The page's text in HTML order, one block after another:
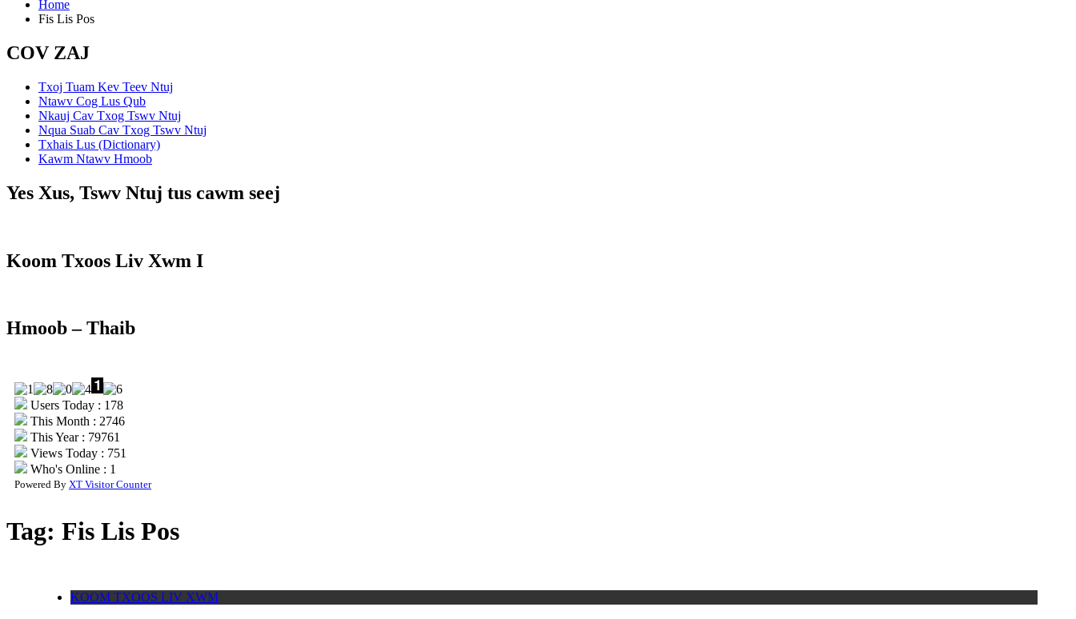
Home
Fis Lis Pos
COV ZAJ
Txoj Tuam Kev Teev Ntuj
Ntawv Cog Lus Qub
Nkauj Cav Txog Tswv Ntuj
Nqua Suab Cav Txog Tswv Ntuj
Txhais Lus (Dictionary)
Kawm Ntawv Hmoob
Yes Xus, Tswv Ntuj tus cawm seej
Koom Txoos Liv Xwm I
Hmoob – Thaib
Users Today : 178
This Month : 2746
This Year : 79761
Views Today : 751
Who's Online : 1
Powered By XT Visitor Counter
Tag: Fis Lis Pos
KOOM TXOOS LIV XWM